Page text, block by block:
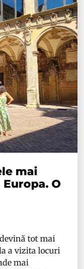
mai
O
tot mai
a vizita locuri
mai